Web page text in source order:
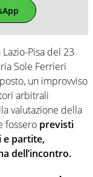
Pisa del 23
Sole Ferrieri
un improvviso
arbitrali
valutazione della
fossero previsti
e partite,
dell’incontro.